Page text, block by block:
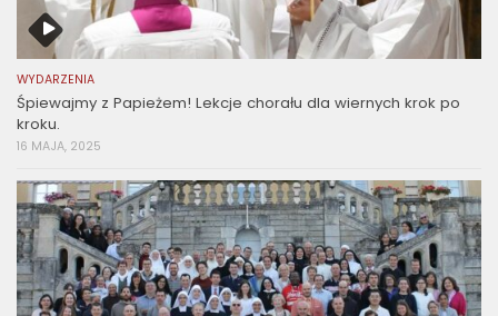
WYDARZENIA
Śpiewajmy z Papieżem! Lekcje chorału dla wiernych krok po
kroku.
16 MAJA, 2025